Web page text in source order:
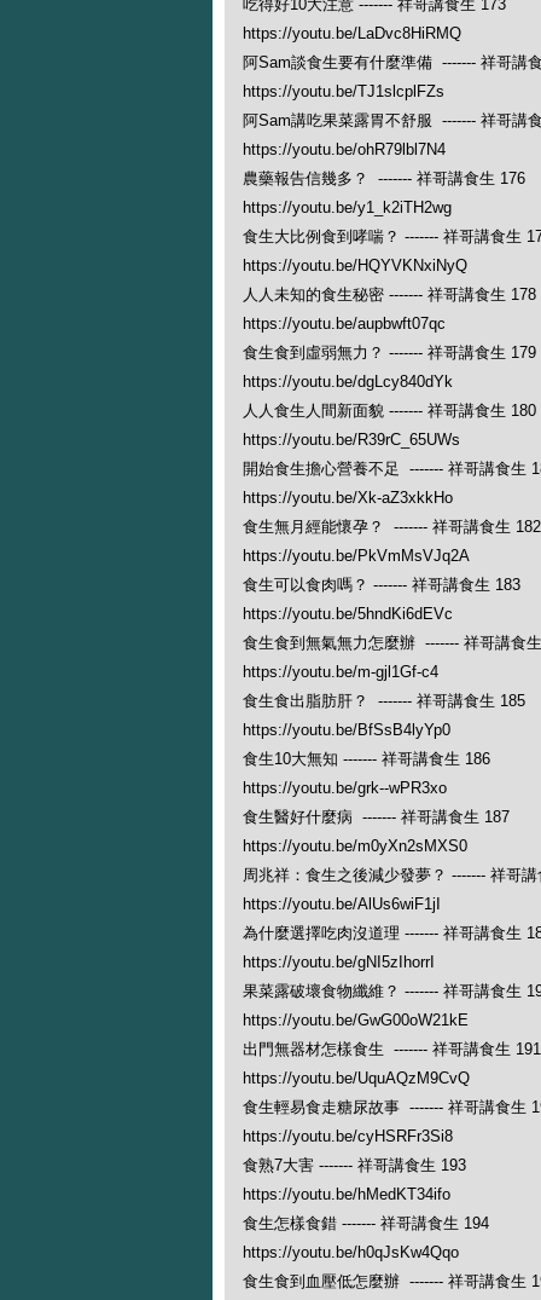
吃得好10大注意 ------- 祥哥講食生 173
https://youtu.be/LaDvc8HiRMQ
阿Sam談食生要有什麼準備 ------- 祥哥講
https://youtu.be/TJ1slcplFZs
阿Sam講吃果菜露胃不舒服 ------- 祥哥講
https://youtu.be/ohR79lbl7N4
農藥報告信幾多？ ------- 祥哥講食生 176
https://youtu.be/y1_k2iTH2wg
食生大比例食到哮喘？ ------- 祥哥講食生
https://youtu.be/HQYVKNxiNyQ
人人未知的食生秘密 ------- 祥哥講食生 178
https://youtu.be/aupbwft07qc
食生食到虛弱無力？ ------- 祥哥講食生 179
https://youtu.be/dgLcy840dYk
人人食生人間新面貌 ------- 祥哥講食生 180
https://youtu.be/R39rC_65UWs
開始食生擔心營養不足 ------- 祥哥講食生
https://youtu.be/Xk-aZ3xkkHo
食生無月經能懷孕？ ------- 祥哥講食生 182
https://youtu.be/PkVmMsVJq2A
食生可以食肉嗎？ ------- 祥哥講食生 183
https://youtu.be/5hndKi6dEVc
食生食到無氣無力怎麼辦 ------- 祥哥講食
https://youtu.be/m-gjl1Gf-c4
食生食出脂肪肝？ ------- 祥哥講食生 185
https://youtu.be/BfSsB4lyYp0
食生10大無知 ------- 祥哥講食生 186
https://youtu.be/grk--wPR3xo
食生醫好什麼病 ------- 祥哥講食生 187
https://youtu.be/m0yXn2sMXS0
周兆祥：食生之後減少發夢？ ------- 祥哥
https://youtu.be/AlUs6wiF1jI
為什麼選擇吃肉沒道理 ------- 祥哥講食生
https://youtu.be/gNI5zIhorrI
果菜露破壞食物纖維？ ------- 祥哥講食生
https://youtu.be/GwG00oW21kE
出門無器材怎樣食生 ------- 祥哥講食生 191
https://youtu.be/UquAQzM9CvQ
食生輕易食走糖尿故事 ------- 祥哥講食生
https://youtu.be/cyHSRFr3Si8
食熟7大害 ------- 祥哥講食生 193
https://youtu.be/hMedKT34ifo
食生怎樣食錯 ------- 祥哥講食生 194
https://youtu.be/h0qJsKw4Qqo
食生食到血壓低怎麼辦 ------- 祥哥講食生